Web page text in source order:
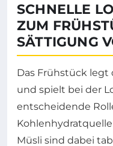
SCHNELLE
ZUM
SÄTTIGUNG
Das Frühstück legt
und spielt bei der
entscheidende
Müsli sind dabei